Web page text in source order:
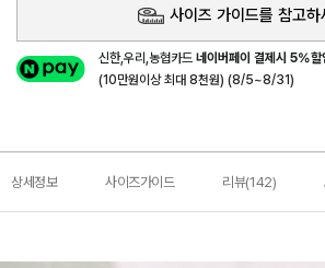
사이즈 가이드를 참고하
신한,우리,농협카드네이버페이 결제시 5%할
(10만원이상 최대 8천원) (8/5~8/31)
상세정보 사이즈가이드 리뷰(142)